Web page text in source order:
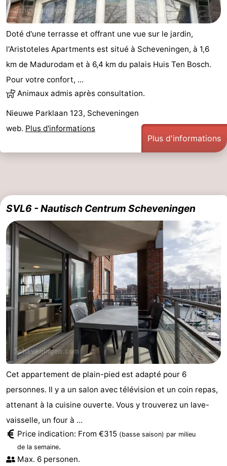
Nature
Hollands
Duin
-
Noordwijk
Katwijk
-
Haye
Rotterdam
-
Rockanje
Zeeland
Brouwershaven
-
Bruinisse
-
Nature
Oosterschelde
-
Burgh
Haamstede
-
Nature
Kop
van
Schouwen
Météo
Contact
Doté d'une terrasse et offrant une vue sur le jardin,
l'Aristoteles Apartments est situé à Scheveningen, à 1,6
km de Madurodam et à 6,4 km du palais Huis Ten Bosch.
Pour votre confort, ...
Animaux admis après consultation.
Nieuwe Parklaan 123, Scheveningen
web. Plus d'informations
Plus d'informations
SVL6 - Nautisch Centrum Scheveningen
Cet appartement de plain-pied est adapté pour 6
personnes. Il y a un salon avec télévision et un coin repas,
attenant à la cuisine ouverte. Vous y trouverez un lave-
vaisselle, un four à ...
Price indication: From €315 (basse saison) par milieu
de la semaine.
Max. 6 personen.